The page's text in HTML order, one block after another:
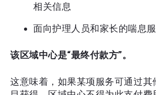
相关信息
面向护理人员和家长的喘息
该区域中心是“最终付款方”。
这意味着，如果某项服务可通过其